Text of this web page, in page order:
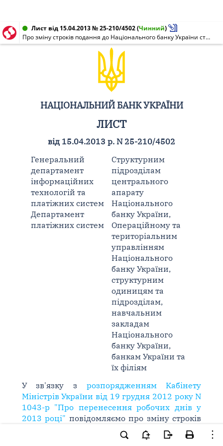
Лист від 15.04.2013 № 25-210/4502(Чинний)
Про зміну строків подання до Національного банку України статистичної звітності в травні 2013 року
НАЦІОНАЛЬНИЙ БАНК УКРАЇНИ
ЛИСТ
від 15.04.2013 р. N 25-210/4502
Генеральний
департамент
інформаційних
технологій та
платіжних систем
Департамент
платіжних систем
Структурним
підрозділам
центрального
апарату
Національного
банку України,
Операційному та
територіальним
управлінням
Національного
банку України,
структурним
одиницям та
підрозділам,
навчальним
закладам
Національного
банку України,
банкам України та
їх філіям
У зв'язку з розпорядженням Кабінету
Міністрів України від 19 грудня 2012 року N
1043-р "Про перенесення робочих днів у
2013 році" повідомляємо про зміну строків
подання до Національного банку України
статистичної звітності в травні 2013 року.